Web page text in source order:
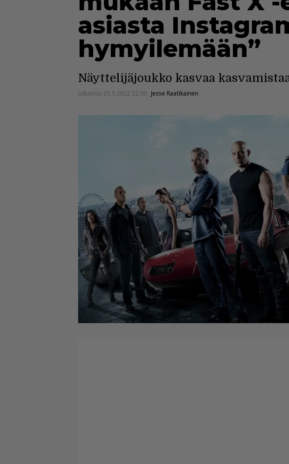
asiasta
hymyilemään”
Näyttelijäjoukko kasvaa
Julkaistu: 25.5.2022 22:30 Jesse Raatikainen